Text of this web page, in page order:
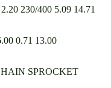
230/400 5.09 14.71
0.71 13.00
SPROCKET